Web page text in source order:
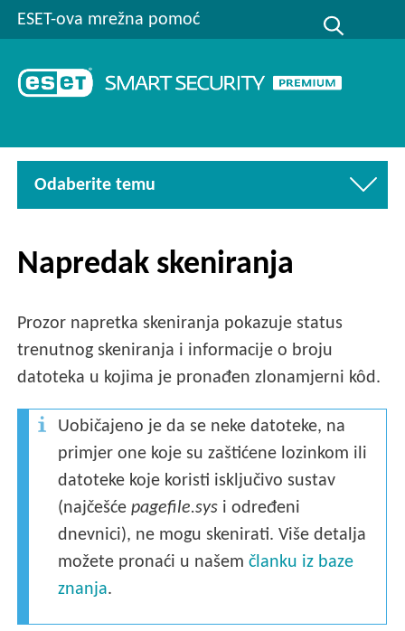
ESET-ova mrežna pomoć
Odaberite temu
Napredak skeniranja
Prozor napretka skeniranja pokazuje status
trenutnog skeniranja i informacije o broju
datoteka u kojima je pronađen zlonamjerni kôd.
Uobičajeno je da se neke datoteke, na
primjer one koje su zaštićene lozinkom ili
datoteke koje koristi isključivo sustav
(najčešćepagefile.sys i određeni
dnevnici), ne mogu skenirati. Više detalja
možete pronaći u našemčlanku iz baze
znanja.